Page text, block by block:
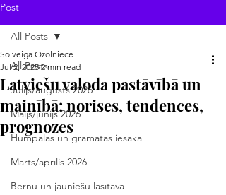
Post
All Posts
Jūlijs/augusts 2026
Maijs/jūnijs 2026
Humpalas un grāmatas iesaka
Marts/aprīlis 2026
Bērnu un jauniešu lasītava
All Posts
Latviešu valoda pastāvībā un
mainībā: norises, tendences,
prognozes
Solveiga Ozolniece
Jul 2, 2025 2 min read